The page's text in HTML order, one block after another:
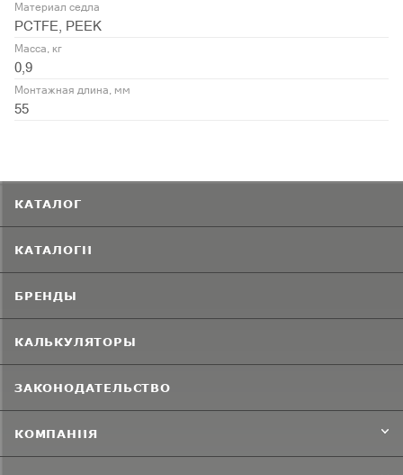
Материал седла
PCTFE, PEEK
Масса, кг
0,9
Монтажная длина, мм
55
КАТАЛОГ
КАТАЛОГИ
БРЕНДЫ
КАЛЬКУЛЯТОРЫ
ЗАКОНОДАТЕЛЬСТВО
КОМПАНИЯ